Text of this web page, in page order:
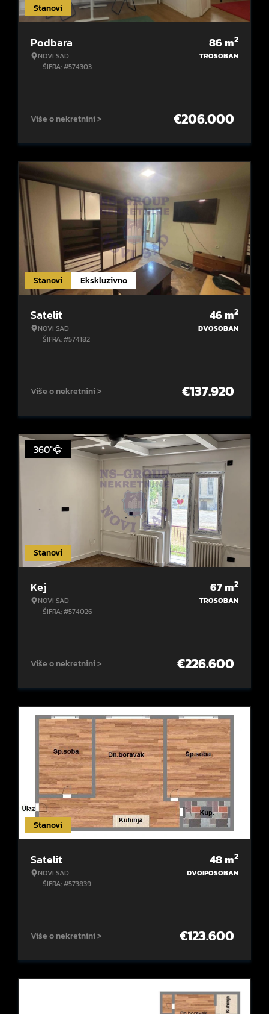
Stanovi
Podbara
NOVI SAD
ŠIFRA: #574303
86m2
TROSOBAN
Više o nekretnini > €206.000
Stanovi Ekskluzivno
Satelit
NOVI SAD
ŠIFRA: #574182
46m2
DVOSOBAN
Više o nekretnini > €137.920
Stanovi
360°
Kej
NOVI SAD
ŠIFRA: #574026
67m2
TROSOBAN
Više o nekretnini > €226.600
Stanovi
Satelit
NOVI SAD
ŠIFRA: #573839
48m2
DVOIPOSOBAN
Više o nekretnini > €123.600